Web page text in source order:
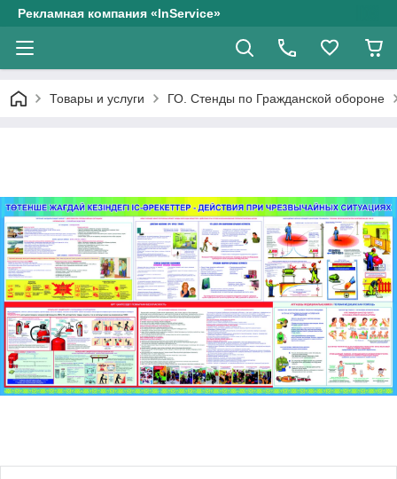
Рекламная компания «InService»
Товары и услуги ГО. Стенды по Гражданской обороне